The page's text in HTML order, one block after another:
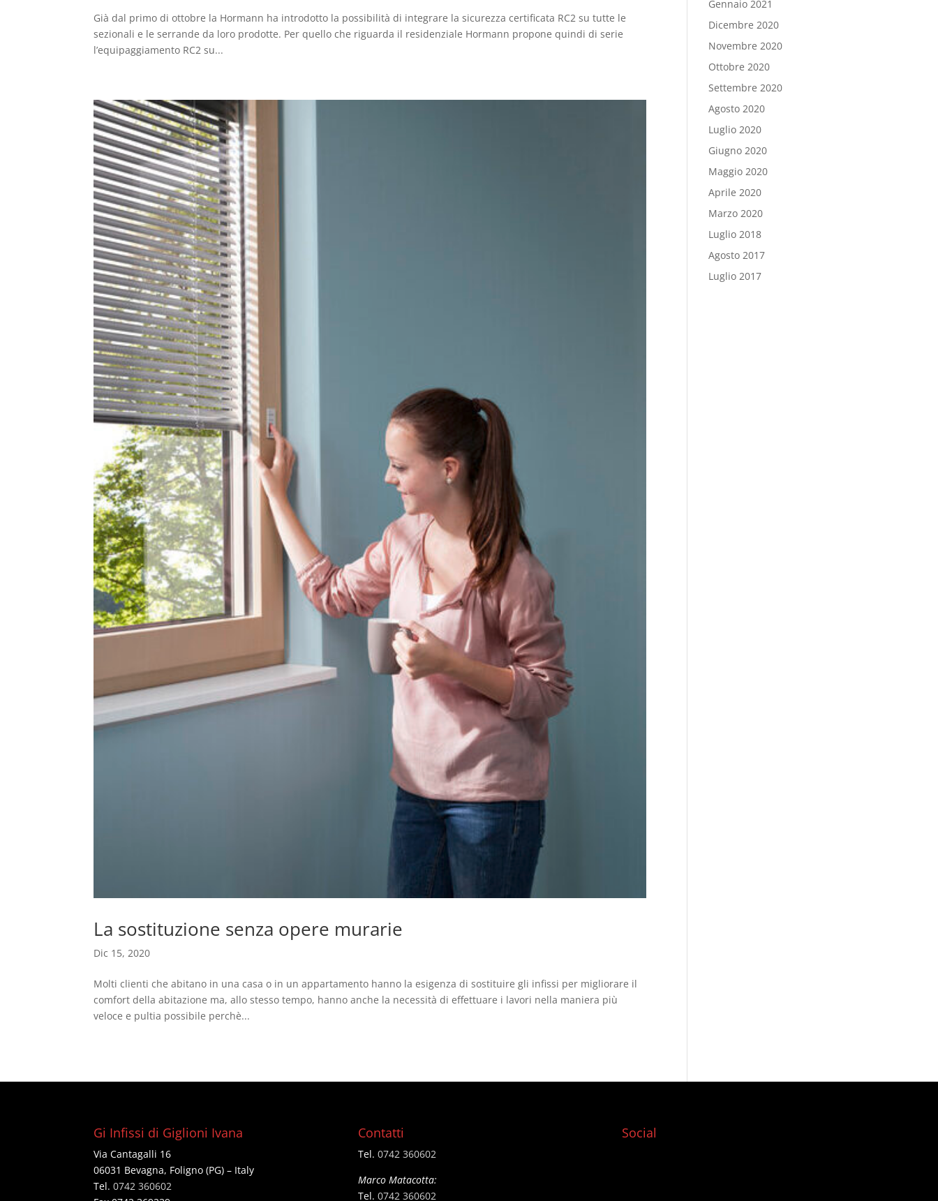
Già dal primo di ottobre la Hormann ha introdotto la possibilità di integrare la sicurezza certificata RC2 su tutte le
sezionali e le serrande da loro prodotte. Per quello che riguarda il residenziale Hormann propone quindi di serie
l’equipaggiamento RC2 su...
La sostituzione senza opere murarie
Dic 15, 2020
Molti clienti che abitano in una casa o in un appartamento hanno la esigenza di sostituire gli infissi per migliorare il
comfort della abitazione ma, allo stesso tempo, hanno anche la necessità di effettuare i lavori nella maniera più
veloce e pultia possibile perchè...
Gennaio 2021
Dicembre 2020
Novembre 2020
Ottobre 2020
Settembre 2020
Agosto 2020
Luglio 2020
Giugno 2020
Maggio 2020
Aprile 2020
Marzo 2020
Luglio 2018
Agosto 2017
Luglio 2017
Gi Infissi di Giglioni Ivana
Via Cantagalli 16
06031 Bevagna, Foligno (PG) – Italy
Tel.0742 360602
Contatti
Tel. 0742 360602
Marco Matacotta:
Tel. 0742 360602
Social